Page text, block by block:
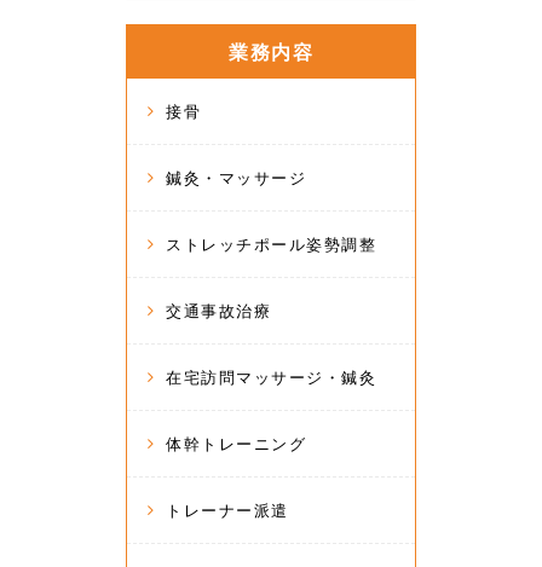
業務内容
接骨
鍼灸・マッサージ
ストレッチポール姿勢調整
交通事故治療
在宅訪問マッサージ・鍼灸
体幹トレーニング
トレーナー派遣